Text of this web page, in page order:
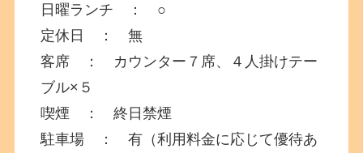
日曜ランチ ： ○
定休日 ： 無
客席 ： カウンター７席、４人掛けテー
ブル×５
喫煙 ： 終日禁煙
駐車場 ： 有（利用料金に応じて優待あ